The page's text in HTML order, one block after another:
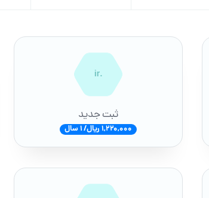
.ir
ثبت جدید
1,220,000 ریال/ 1 سال